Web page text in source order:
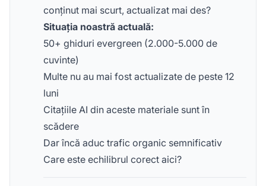
conținut mai scurt, actualizat mai des?
Situația noastră actuală:
50+ ghiduri evergreen (2.000-5.000 de
cuvinte)
Multe nu au mai fost actualizate de peste 12
luni
Citațiile AI din aceste materiale sunt în
scădere
Dar încă aduc trafic organic semnificativ
Care este echilibrul corect aici?